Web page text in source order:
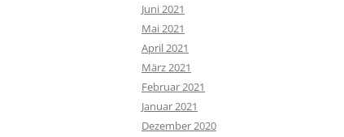
Juni 2021
Mai 2021
April 2021
März 2021
Februar 2021
Januar 2021
Dezember 2020